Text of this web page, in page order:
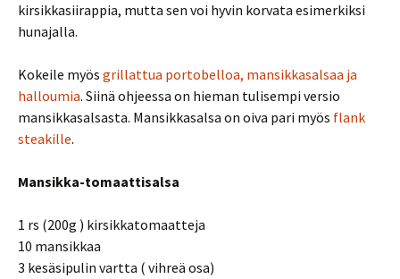
kirsikkasiirappia, mutta sen voi hyvin korvata esimerkiksi
hunajalla.
Kokeile myös grillattua portobelloa, mansikkasalsaa ja
halloumia. Siinä ohjeessa on hieman tulisempi versio
mansikkasalsasta. Mansikkasalsa on oiva pari myös flank
steakille.
Mansikka-tomaattisalsa
1 rs (200g ) kirsikkatomaatteja
10 mansikkaa
3 kesäsipulin vartta ( vihreä osa)